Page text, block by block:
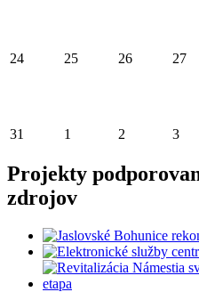
24 25 26 27
31 1 2 3
Projekty
zdrojov